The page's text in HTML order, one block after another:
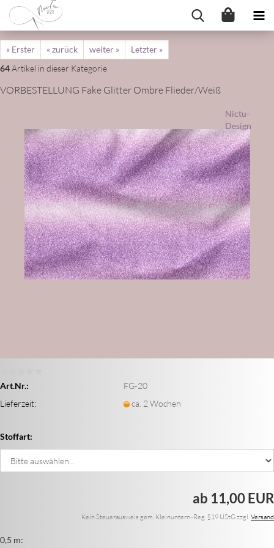
« Erster « zurück weiter »
Letzter »
64Artikel in dieser Kategorie
VORBESTELLUNG Fake Glitter Ombre Flieder/Weiß
Nictu-
Design
Art.Nr.:
FG-20
Lieferzeit:
ca. 2 Wochen
Stoffart:
ab 11,00 EUR
Kein Steuerausweis gem. Kleinuntern.-Reg. §19 UStG zzgl.Versand
0,5 m: